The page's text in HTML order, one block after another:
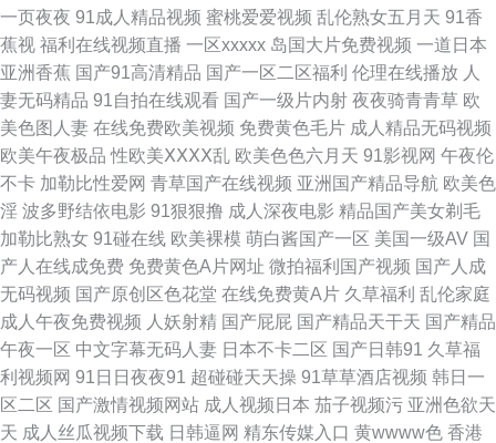
线观看 91UU视频 黄色伪娘网站 www点日本天堂 97超碰女人 日韩三四级片
深夜福利网址导航 久久宗和久久宗和网 传媒精品精品 AV操老逼 日韩三几片
91探花大神强推 麻豆天天任我操 丁香中文字幕日韩精品 超碰想玩玩 自拍视
频网站 无人在线完整免费高清观看 色网天天视频 欧美另娄性爱 91次园 久久
人妻骚 国产欧美目韩成人综合 五月婷婷网站 成人免费网站在线观看 91豆花
永久视频完整 婷婷好色五月天 伊人久久网站 天堂草在线一二久 欧美午夜在
线观看 美女上床刁黑 欧美免费 欧美先锋影院 抖阴91网页 老湿机午夜福利香
香草 九九色成人精品 成人免费三级 91看片蜜桃 久久香蕉丁香 色图21P 传媒
一页夜夜 91成人精品视频 蜜桃爱爱视频 乱伦熟女五月天 91香
蕉视 福利在线视频直播 一区xxxxx 岛国大片免费视频 一道日本
亚洲香蕉 国产91高清精品 国产一区二区福利 伦理在线播放 人
妻无码精品 91自拍在线观看 国产一级片内射 夜夜骑青青草 欧
美色图人妻 在线免费欧美视频 免费黄色毛片 成人精品无码视频
欧美午夜极品 性欧美ⅩⅩⅩⅩ乱 欧美色色六月天 91影视网 午夜伦
不卡 加勒比性爱网 青草国产在线视频 亚洲国产精品导航 欧美色
淫 波多野结依电影 91狠狠撸 成人深夜电影 精品国产美女剃毛
加勒比熟女 91碰在线 欧美裸模 萌白酱国产一区 美国一级AV 国
产人在线成免费 免费黄色A片网址 微拍福利国产视频 国产人成
无码视频 国产原创区色花堂 在线免费黄A片 久草福利 乱伦家庭
成人午夜免费视频 人妖射精 国产屁屁 国产精品天干天 国产精品
午夜一区 中文字幕无码人妻 日本不卡二区 国产日韩91 久草福
利视频网 91日日夜夜91 超碰碰天天操 91草草酒店视频 韩日一
区二区 国产激情视频网站 成人视频日本 茄子视频污 亚洲色欲天
天 成人丝瓜视频下载 日韩逼网 精东传媒入口 黄wwww色 香港